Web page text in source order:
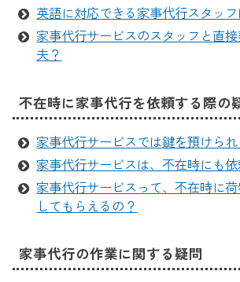
英語に対応できる家事代行スタッ
家事代行サービスのスタッフと直
夫？
不在時に家事代行を依頼する際の
家事代行サービスでは鍵を預けられ
家事代行サービスは、不在時にも
家事代行サービスって、不在時に
してもらえるの？
家事代行の作業に関する疑問